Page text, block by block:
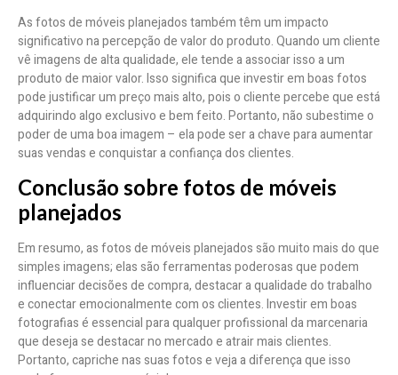
As fotos de móveis planejados também têm um impacto
significativo na percepção de valor do produto. Quando um cliente
vê imagens de alta qualidade, ele tende a associar isso a um
produto de maior valor. Isso significa que investir em boas fotos
pode justificar um preço mais alto, pois o cliente percebe que está
adquirindo algo exclusivo e bem feito. Portanto, não subestime o
poder de uma boa imagem – ela pode ser a chave para aumentar
suas vendas e conquistar a confiança dos clientes.
Conclusão sobre fotos de móveis
planejados
Em resumo, as fotos de móveis planejados são muito mais do que
simples imagens; elas são ferramentas poderosas que podem
influenciar decisões de compra, destacar a qualidade do trabalho
e conectar emocionalmente com os clientes. Investir em boas
fotografias é essencial para qualquer profissional da marcenaria
que deseja se destacar no mercado e atrair mais clientes.
Portanto, capriche nas suas fotos e veja a diferença que isso